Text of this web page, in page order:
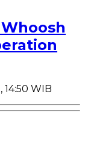
14:50 WIB